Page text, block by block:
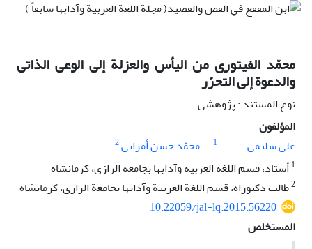
محمّد الفیتوری من الیأس والعزلة إلى الوعی الذاتی
والدعوة إلى التحرّر
نوع المستند : پژوهشی
المؤلفون
علی سلیمی
1 محمّد حسن أمرایی2
1أستاذ، قسم اللغة العربیة وآدابها بجامعة الرازی، کرمانشاه
2طالب دکتوراه، قسم اللغة العربیة وآدابها بجامعة الرازی، کرمانشاه
10.22059/jal-lq.2015.56220
المستخلص